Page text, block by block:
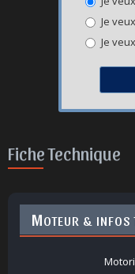
Je
Je
Fiche Technique
MOTEUR & INFOS